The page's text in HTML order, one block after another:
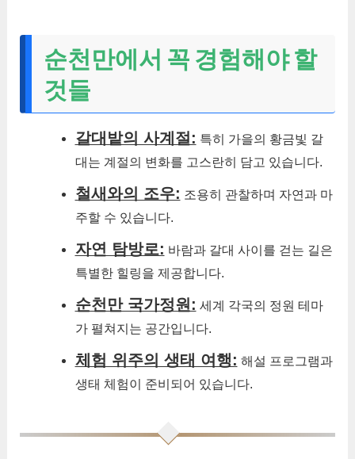
순천만에서 꼭 경험해야 할
것들
갈대밭의 사계절: 특히 가을의 황금빛 갈
대는 계절의 변화를 고스란히 담고 있습니다.
철새와의 조우: 조용히 관찰하며 자연과 마
주할 수 있습니다.
자연 탐방로: 바람과 갈대 사이를 걷는 길은
특별한 힐링을 제공합니다.
순천만 국가정원: 세계 각국의 정원 테마
가 펼쳐지는 공간입니다.
체험 위주의 생태 여행: 해설 프로그램과
생태 체험이 준비되어 있습니다.